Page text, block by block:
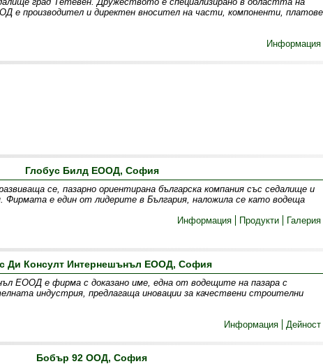
е производител и директен вносител на части, компоненти, платове
Информация
Глобус Билд ЕООД, София
се, пазарно ориентирана българска компания със седалище и
Фирмата е един от лидерите в България, наложила се като водеща
Информация
Продукти Галерия
Ди Консулт Интернешънъл ЕООД, София
ЕООД е фирма с доказано име, една от водещите на пазара с
индустрия, предлагаща иновации за качествени строителни
Информация
Дейност
Бобър 92 ООД, София